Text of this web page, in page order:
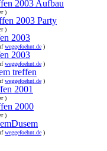
2003 Aufbau
)
2003 Party
)
2003
weggefoehnt.de )
2003
weggefoehnt.de )
treffen
weggefoehnt.de )
2001
)
2000
)
weggefoehnt.de )